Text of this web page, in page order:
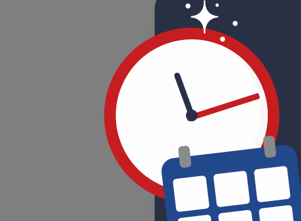
АРМ оператора Sheriff Town
Под заказ
Цена по запросу